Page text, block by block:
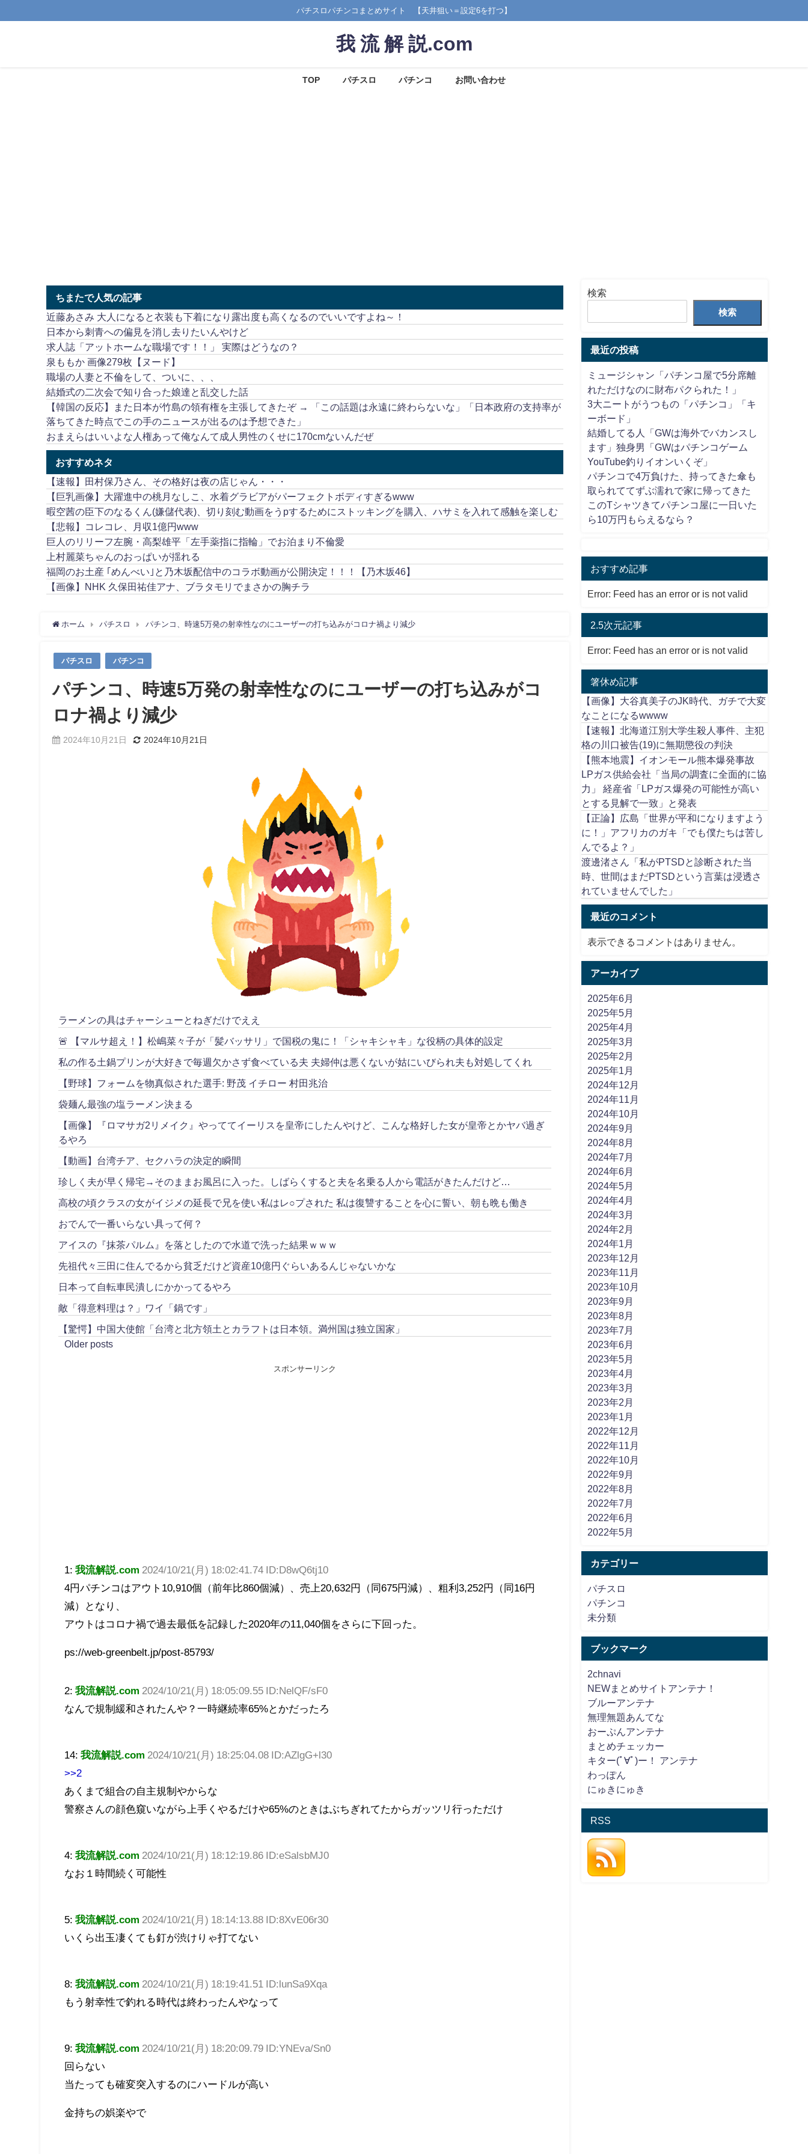
パチスロパチンコまとめサイト 【天井狙い＝設定6を打つ】
我 流 解 説.com
TOP パチスロ パチンコ お問い合わせ
ちまたで人気の記事
近藤あさみ 大人になると衣装も下着になり露出度も高くなるのでいいですよね～！
日本から刺青への偏見を消し去りたいんやけど
求人誌「アットホームな職場です！！」 実際はどうなの？
泉ももか 画像279枚【ヌード】
職場の人妻と不倫をして、ついに、、、
結婚式の二次会で知り合った娘達と乱交した話
【韓国の反応】また日本が竹島の領有権を主張してきたぞ → 「この話題は永遠に終わらないな」「日本政府の支持率が
落ちてきた時点でこの手のニュースが出るのは予想できた」
おまえらはいいよな人権あって俺なんて成人男性のくせに170cmないんだぜ
おすすめネタ
【速報】田村保乃さん、その格好は夜の店じゃん・・・
【巨乳画像】大躍進中の桃月なしこ、水着グラビアがパーフェクトボディすぎるwww
暇空茜の臣下のなるくん(嫌儲代表)、切り刻む動画をうpするためにストッキングを購入、ハサミを入れて感触を楽しむ
【悲報】コレコレ、月収1億円www
巨人のリリーフ左腕・高梨雄平「左手薬指に指輪」でお泊まり不倫愛
上村麗菜ちゃんのおっぱいが揺れる
福岡のお土産 ｢めんべい｣と乃木坂配信中のコラボ動画が公開決定！！！【乃木坂46】
【画像】NHK 久保田祐佳アナ、ブラタモリでまさかの胸チラ
ホーム パチスロ パチンコ、時速5万発の射幸性なのにユーザーの打ち込みがコロナ禍より減少
パチスロ パチンコ
パチンコ、時速5万発の射幸性なのにユーザーの打ち込みがコ
ロナ禍より減少
2024年10月21日 2024年10月21日
ラーメンの具はチャーシューとねぎだけでええ
🚨 【マルサ超え！】松嶋菜々子が「髪バッサリ」で国税の鬼に！「シャキシャキ」な役柄の具体的設定
私の作る土鍋プリンが大好きで毎週欠かさず食べている夫 夫婦仲は悪くないが姑にいびられ夫も対処してくれ
【野球】フォームを物真似された選手: 野茂 イチロー 村田兆治
袋麺ん最強の塩ラーメン決まる
【画像】『ロマサガ2リメイク』やっててイーリスを皇帝にしたんやけど、こんな格好した女が皇帝とかヤバ過ぎ
るやろ
【動画】台湾チア、セクハラの決定的瞬間
珍しく夫が早く帰宅→そのままお風呂に入った。しばらくすると夫を名乗る人から電話がきたんだけど…
高校の頃クラスの女がイジメの延長で兄を使い私はレ○プされた 私は復讐することを心に誓い、朝も晩も働き
おでんで一番いらない具って何？
アイスの『抹茶パルム』を落としたので水道で洗った結果ｗｗｗ
先祖代々三田に住んでるから貧乏だけど資産10億円ぐらいあるんじゃないかな
日本って自転車民潰しにかかってるやろ
敵「得意料理は？」ワイ「鍋です」
【驚愕】中国大使館「台湾と北方領土とカラフトは日本領。満州国は独立国家」
Older posts
スポンサーリンク
1:我流解説.com 2024/10/21(月) 18:02:41.74 ID:D8wQ6tj10
4円パチンコはアウト10,910個（前年比860個減）、売上20,632円（同675円減）、粗利3,252円（同16円
減）となり、
アウトはコロナ禍で過去最低を記録した2020年の11,040個をさらに下回った。
ps://web-greenbelt.jp/post-85793/
2:我流解説.com 2024/10/21(月) 18:05:09.55 ID:NelQF/sF0
なんで規制緩和されたんや？一時継続率65%とかだったろ
14:我流解説.com 2024/10/21(月) 18:25:04.08 ID:AZlgG+l30
>>2
あくまで組合の自主規制やからな
警察さんの顔色窺いながら上手くやるだけや65%のときはぶちぎれてたからガッツリ行っただけ
4:我流解説.com 2024/10/21(月) 18:12:19.86 ID:eSalsbMJ0
なお１時間続く可能性
5:我流解説.com 2024/10/21(月) 18:14:13.88 ID:8XvE06r30
いくら出玉凄くても釘が渋けりゃ打てない
8:我流解説.com 2024/10/21(月) 18:19:41.51 ID:lunSa9Xqa
もう射幸性で釣れる時代は終わったんやなって
9:我流解説.com 2024/10/21(月) 18:20:09.79 ID:YNEva/Sn0
回らない
当たっても確変突入するのにハードルが高い
金持ちの娯楽やで
検索
検索
最近の投稿
ミュージシャン「パチンコ屋で5分席離
れただけなのに財布パクられた！」
3大ニートがうつもの「パチンコ」「キ
ーボード」
結婚してる人「GWは海外でバカンスし
ます」独身男「GWはパチンコゲーム
YouTube釣りイオンいくぞ」
パチンコで4万負けた、持ってきた傘も
取られててずぶ濡れで家に帰ってきた
このTシャツきてパチンコ屋に一日いた
ら10万円もらえるなら？
おすすめ記事
Error: Feed has an error or is not valid
2.5次元記事
Error: Feed has an error or is not valid
箸休め記事
【画像】大谷真美子のJK時代、ガチで大変
なことになるwwww
【速報】北海道江別大学生殺人事件、主犯
格の川口被告(19)に無期懲役の判決
【熊本地震】イオンモール熊本爆発事故
LPガス供給会社「当局の調査に全面的に協
力」 経産省「LPガス爆発の可能性が高い
とする見解で一致」と発表
【正論】広島「世界が平和になりますよう
に！」アフリカのガキ「でも僕たちは苦し
んでるよ？」
渡邊渚さん「私がPTSDと診断された当
時、世間はまだPTSDという言葉は浸透さ
れていませんでした」
最近のコメント
表示できるコメントはありません。
アーカイブ
2025年6月
2025年5月
2025年4月
2025年3月
2025年2月
2025年1月
2024年12月
2024年11月
2024年10月
2024年9月
2024年8月
2024年7月
2024年6月
2024年5月
2024年4月
2024年3月
2024年2月
2024年1月
2023年12月
2023年11月
2023年10月
2023年9月
2023年8月
2023年7月
2023年6月
2023年5月
2023年4月
2023年3月
2023年2月
2023年1月
2022年12月
2022年11月
2022年10月
2022年9月
2022年8月
2022年7月
2022年6月
2022年5月
カテゴリー
パチスロ
パチンコ
未分類
ブックマーク
2chnavi
NEWまとめサイトアンテナ！
ブルーアンテナ
無理無題あんてな
おーぷんアンテナ
まとめチェッカー
キター(ﾟ∀ﾟ)ー！ アンテナ
わっぽん
にゅきにゅき
RSS